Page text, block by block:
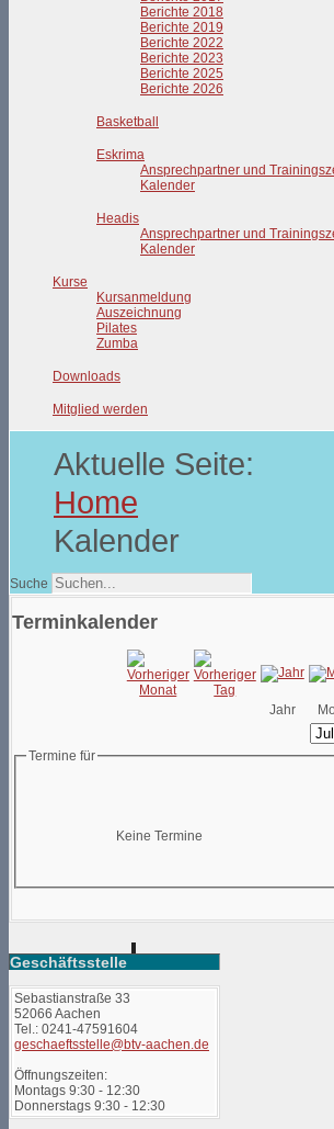
Berichte 2018
Berichte 2019
Berichte 2022
Berichte 2023
Berichte 2025
Berichte 2026
Basketball
Eskrima
Ansprechpartner und
Kalender
Headis
Ansprechpartner und
Kalender
Kurse
Kursanmeldung
Auszeichnung
Pilates
Zumba
Downloads
Mitglied werden
Aktuelle Seite:
Home
Kalender
Suche
Terminkalender
Jahr
Termine für
Keine Termine
Geschäftsstelle
Sebastianstraße 33
52066 Aachen
Tel.: 0241-47591604
geschaeftsstelle@btv-aachen.de
Öffnungszeiten:
Montags 9:30 - 12:30
Donnerstags 9:30 - 12:30